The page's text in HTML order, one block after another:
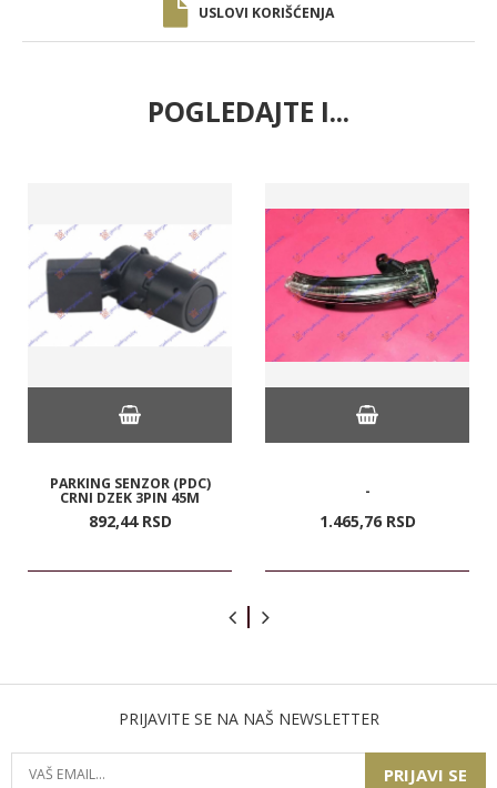
USLOVI KORIŠĆENJA
POGLEDAJTE I...
PARKING SENZOR (PDC)
CRNI DZEK 3PIN 45M
892,44 RSD
-
1.465,76 RSD
PRIJAVITE SE NA NAŠ NEWSLETTER
PRIJAVI SE